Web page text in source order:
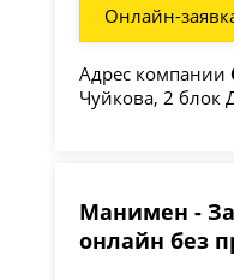
Онлайн-
Адрес компании
Чуйкова, 2 блок
Манимен -
онлайн без